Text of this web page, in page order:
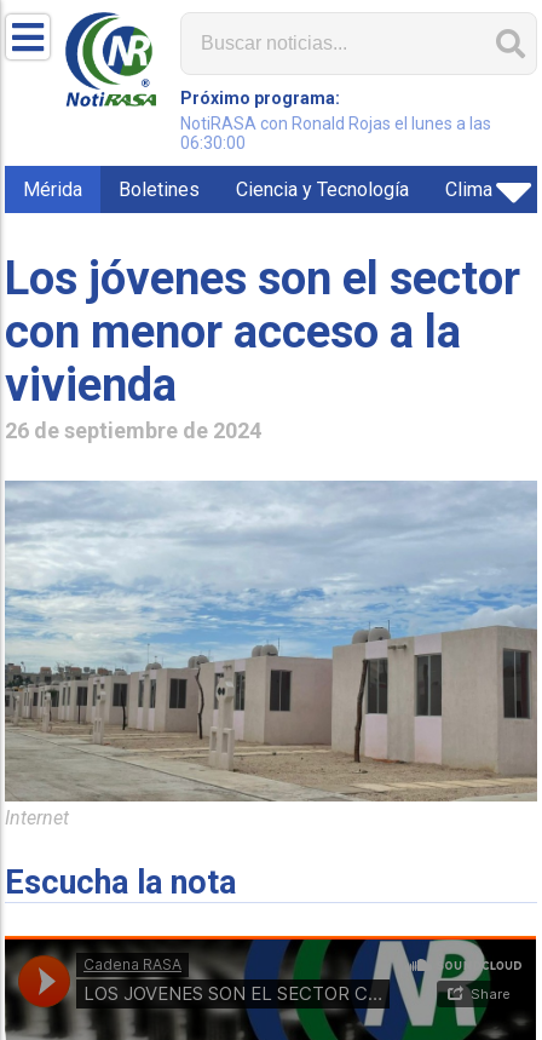
Próximo programa:
NotiRASA con Ronald Rojas el lunes a las
06:30:00
Mérida Boletines Ciencia y Tecnología Clima
Los jóvenes son el sector
con menor acceso a la
vivienda
26 de septiembre de 2024
Internet
Escucha la nota